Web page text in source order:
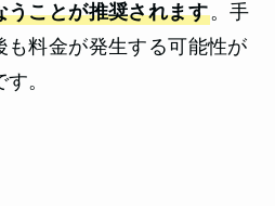
うことが推奨されます。手
も料金が発生する可能性が
。